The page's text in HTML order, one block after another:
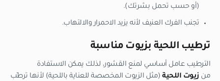
(أو حسب تحمل بشرتك).
تجنب الفرك العنيف لأنه يزيد الاحمرار والالتهاب.
ترطيب اللحية بزيوت مناسبة
الترطيب عامل أساسي لمنع القشور، لذلك يمكن الاستفادة
من زيوت اللحية (مثل الزيوت المخصصة للعناية باللحية) لأنها ترطّب